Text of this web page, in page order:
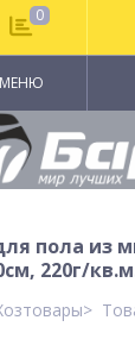
МЕНЮ
пола из
220г/
0